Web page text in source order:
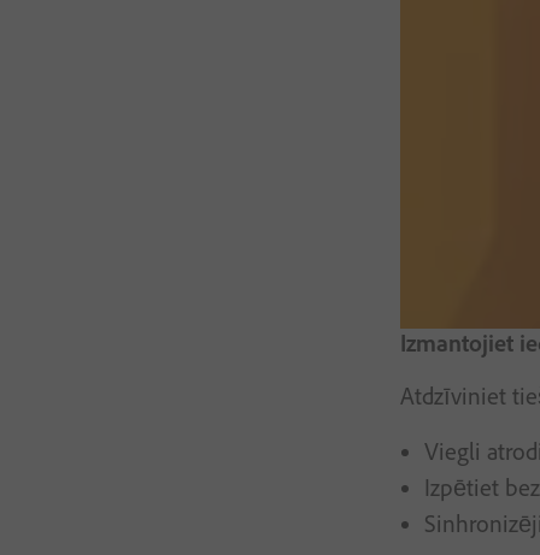
Izmantojiet
Atdzīviniet
Viegli
Izpētiet